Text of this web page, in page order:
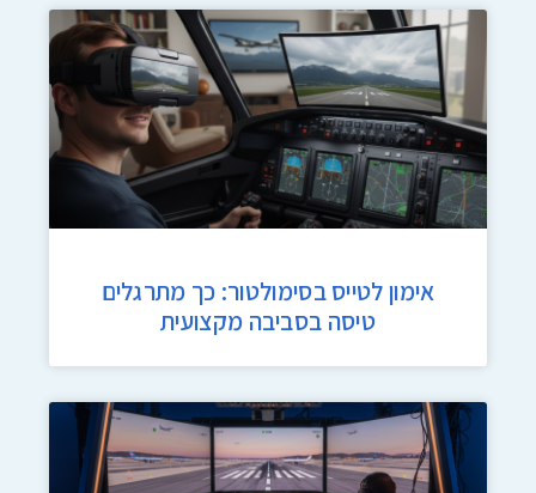
אימון לטייס בסימולטור: כך מתרגלים
טיסה בסביבה מקצועית